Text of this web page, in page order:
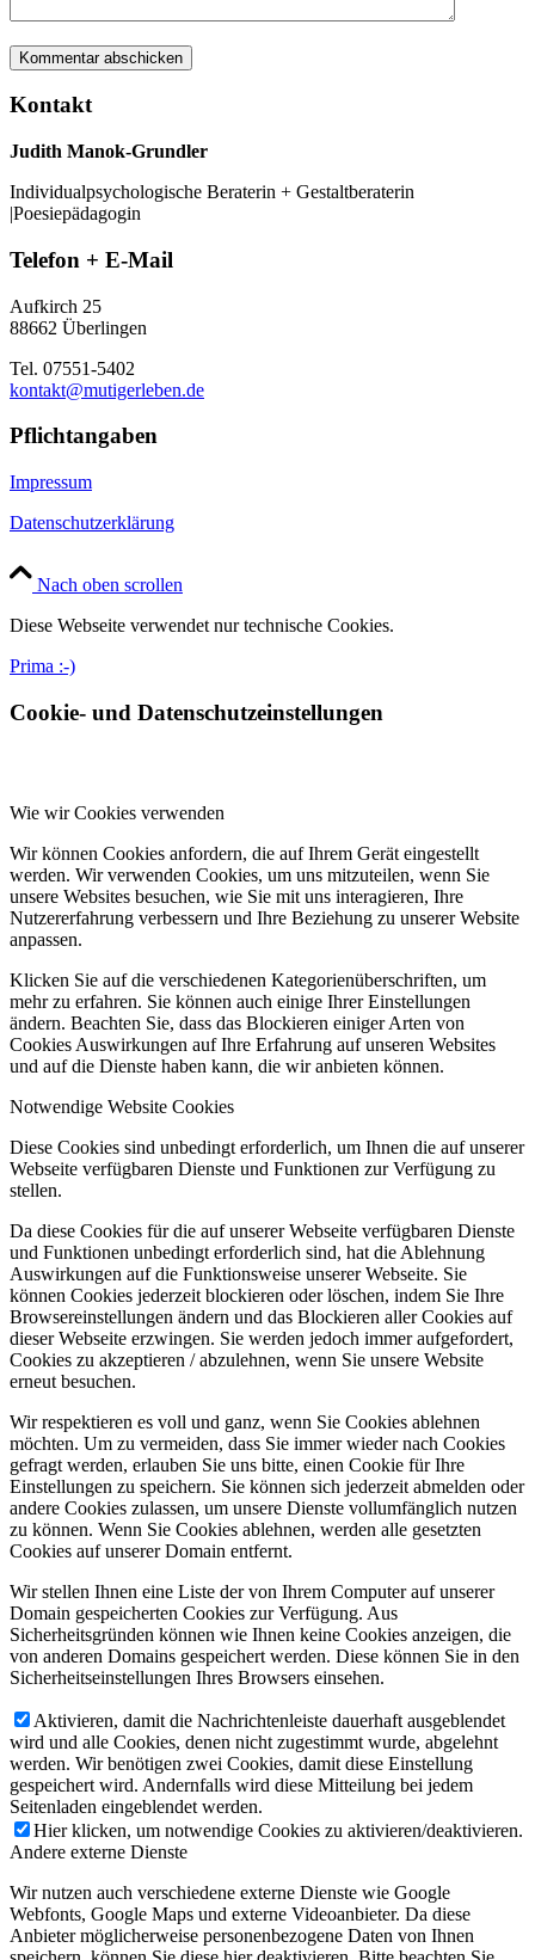
Kontakt
Judith Manok-Grundler
Individualpsychologische Beraterin + Gestaltberaterin
|Poesiepädagogin
Telefon + E-Mail
Aufkirch 25
88662 Überlingen
Tel. 07551-5402
kontakt@mutigerleben.de
Pflichtangaben
Impressum
Datenschutzerklärung
Nach oben scrollen
Diese Webseite verwendet nur technische Cookies.
Prima :-)
Cookie- und Datenschutzeinstellungen
Wie wir Cookies verwenden
Wir können Cookies anfordern, die auf Ihrem Gerät eingestellt
werden. Wir verwenden Cookies, um uns mitzuteilen, wenn Sie
unsere Websites besuchen, wie Sie mit uns interagieren, Ihre
Nutzererfahrung verbessern und Ihre Beziehung zu unserer Website
anpassen.
Klicken Sie auf die verschiedenen Kategorienüberschriften, um
mehr zu erfahren. Sie können auch einige Ihrer Einstellungen
ändern. Beachten Sie, dass das Blockieren einiger Arten von
Cookies Auswirkungen auf Ihre Erfahrung auf unseren Websites
und auf die Dienste haben kann, die wir anbieten können.
Notwendige Website Cookies
Diese Cookies sind unbedingt erforderlich, um Ihnen die auf unserer
Webseite verfügbaren Dienste und Funktionen zur Verfügung zu
stellen.
Da diese Cookies für die auf unserer Webseite verfügbaren Dienste
und Funktionen unbedingt erforderlich sind, hat die Ablehnung
Auswirkungen auf die Funktionsweise unserer Webseite. Sie
können Cookies jederzeit blockieren oder löschen, indem Sie Ihre
Browsereinstellungen ändern und das Blockieren aller Cookies auf
dieser Webseite erzwingen. Sie werden jedoch immer aufgefordert,
Cookies zu akzeptieren / abzulehnen, wenn Sie unsere Website
erneut besuchen.
Wir respektieren es voll und ganz, wenn Sie Cookies ablehnen
möchten. Um zu vermeiden, dass Sie immer wieder nach Cookies
gefragt werden, erlauben Sie uns bitte, einen Cookie für Ihre
Einstellungen zu speichern. Sie können sich jederzeit abmelden oder
andere Cookies zulassen, um unsere Dienste vollumfänglich nutzen
zu können. Wenn Sie Cookies ablehnen, werden alle gesetzten
Cookies auf unserer Domain entfernt.
Wir stellen Ihnen eine Liste der von Ihrem Computer auf unserer
Domain gespeicherten Cookies zur Verfügung. Aus
Sicherheitsgründen können wie Ihnen keine Cookies anzeigen, die
von anderen Domains gespeichert werden. Diese können Sie in den
Sicherheitseinstellungen Ihres Browsers einsehen.
Aktivieren, damit die Nachrichtenleiste dauerhaft ausgeblendet
wird und alle Cookies, denen nicht zugestimmt wurde, abgelehnt
werden. Wir benötigen zwei Cookies, damit diese Einstellung
gespeichert wird. Andernfalls wird diese Mitteilung bei jedem
Seitenladen eingeblendet werden.
Hier klicken, um notwendige Cookies zu aktivieren/deaktivieren.
Andere externe Dienste
Wir nutzen auch verschiedene externe Dienste wie Google
Webfonts, Google Maps und externe Videoanbieter. Da diese
Anbieter möglicherweise personenbezogene Daten von Ihnen